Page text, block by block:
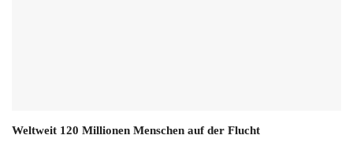
Weltweit 120 Millionen Menschen auf der Flucht